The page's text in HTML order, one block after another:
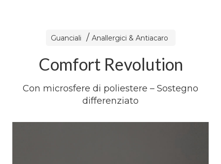
Guanciali Anallergici & Antiacaro
Comfort Revolution
Con microsfere di poliestere – Sostegno
differenziato